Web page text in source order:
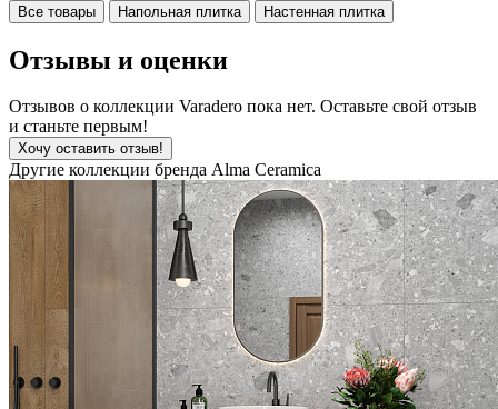
Все товары Напольная плитка Настенная плитка
Отзывы и оценки
Отзывов о коллекции Varadero пока нет. Оставьте свой отзыв
и станьте первым!
Хочу оставить отзыв!
Другие коллекции бренда Alma Ceramica